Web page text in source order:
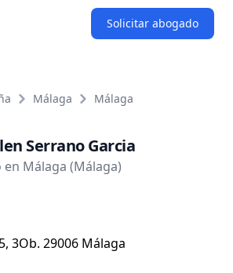
Solicitar abogado
Málaga Málaga
Serrano Garcia
Málaga (Málaga)
3Ob. 29006 Málaga